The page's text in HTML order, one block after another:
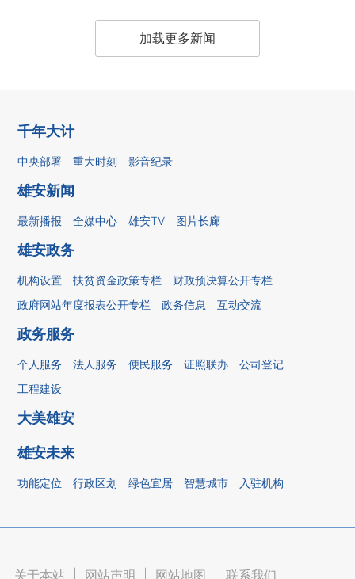
加载更多新闻
千年大计
中央部署 重大时刻 影音纪录
雄安新闻
最新播报 全媒中心 雄安TV 图片长廊
雄安政务
机构设置 扶贫资金政策专栏
财政预决算公开专栏
政府网站年度报表公开专栏
政务信息 互动交流
政务服务
个人服务 法人服务 便民服务 证照联办
公司登记
工程建设
大美雄安
雄安未来
功能定位 行政区划 绿色宜居 智慧城市 入驻机构
关于本站 网站声明 网站地图 联系我们